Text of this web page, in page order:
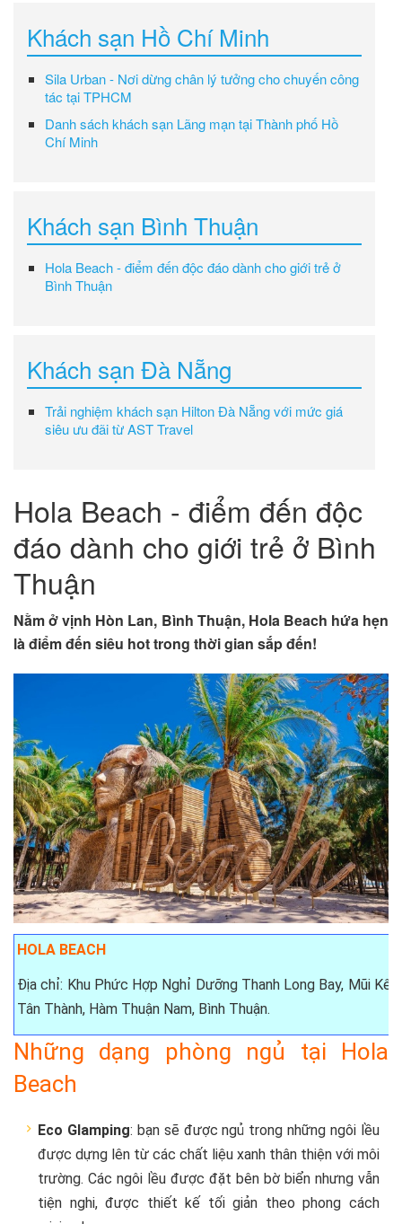
Khách sạn Hồ Chí Minh
Sila Urban - Nơi dừng chân lý tưởng cho chuyến công
tác tại TPHCM
Danh sách khách sạn Lãng mạn tại Thành phố Hồ
Chí Minh
Khách sạn Bình Thuận
Hola Beach - điểm đến độc đáo dành cho giới trẻ ở
Bình Thuận
Khách sạn Đà Nẵng
Trải nghiệm khách sạn Hilton Đà Nẵng với mức giá
siêu ưu đãi từ AST Travel
Hola Beach - điểm đến độc
đáo dành cho giới trẻ ở Bình
Thuận
Nằm ở vịnh Hòn Lan, Bình Thuận, Hola Beach hứa hẹn
là điểm đến siêu hot trong thời gian sắp đến!
HOLA BEACH
Địa chỉ: Khu Phức Hợp Nghỉ Dưỡng Thanh Long Bay, Mũi Kê
Tân Thành, Hàm Thuận Nam, Bình Thuận.
Những dạng phòng ngủ tại Hola
Beach
Eco Glamping: bạn sẽ được ngủ trong những ngôi lều
được dựng lên từ các chất liệu xanh thân thiện với môi
trường. Các ngôi lều được đặt bên bờ biển nhưng vẫn
tiện nghi, được thiết kế tối giản theo phong cách